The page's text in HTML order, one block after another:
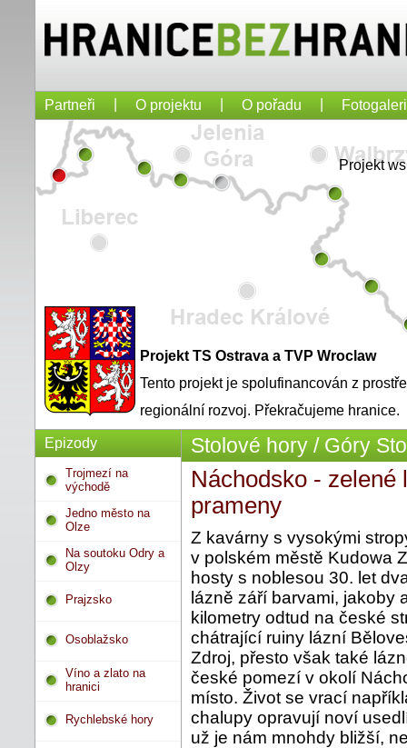
Partneři O projektu O pořadu
Projekt
Projekt TS Ostrava a TVP Wroclaw
Tento projekt je spolufinancován z
regionální rozvoj. Překračujeme hranice.
Epizody
Trojmezí na
východě
Jedno město na
Olze
Na soutoku Odry a
Olzy
Prajzsko
Osoblažsko
Víno a zlato na
hranici
Rychlebské hory
Stolové hory / Góry
Náchodsko - zelené
prameny
Z kavárny s vysokými
v polském městě Kudowa
hosty s noblesou 30. let
lázně září barvami, jakoby
kilometry odtud na české
chátrající ruiny lázní
Zdroj, přesto však také
české pomezí v okolí
místo. Život se vrací
chalupy opravují noví
už je nám mnohdy bližší,